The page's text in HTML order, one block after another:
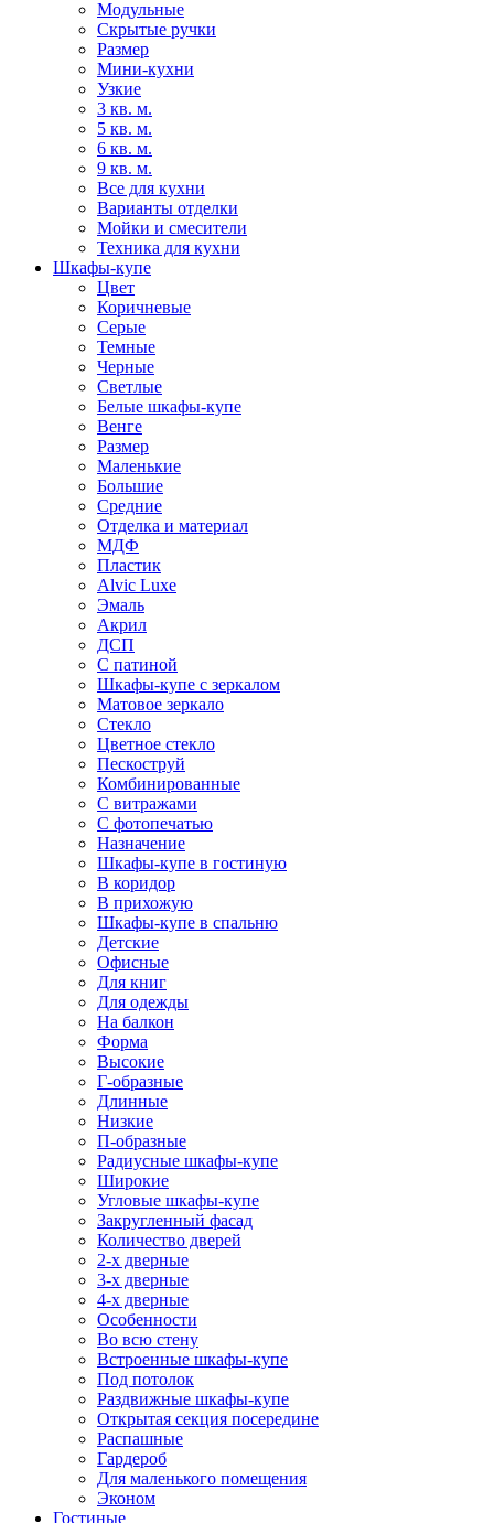
Модульные
Скрытые ручки
Размер
Мини-кухни
Узкие
3 кв. м.
5 кв. м.
6 кв. м.
9 кв. м.
Все для кухни
Варианты отделки
Мойки и смесители
Техника для кухни
Шкафы-купе
Цвет
Коричневые
Серые
Темные
Черные
Светлые
Белые шкафы-купе
Венге
Размер
Маленькие
Большие
Средние
Отделка и материал
МДФ
Пластик
Alvic Luxe
Эмаль
Акрил
ДСП
С патиной
Шкафы-купе с зеркалом
Матовое зеркало
Стекло
Цветное стекло
Пескоструй
Комбинированные
С витражами
С фотопечатью
Назначение
Шкафы-купе в гостиную
В коридор
В прихожую
Шкафы-купе в спальню
Детские
Офисные
Для книг
Для одежды
На балкон
Форма
Высокие
Г-образные
Длинные
Низкие
П-образные
Радиусные шкафы-купе
Широкие
Угловые шкафы-купе
Закругленный фасад
Количество дверей
2-х дверные
3-х дверные
4-х дверные
Особенности
Во всю стену
Встроенные шкафы-купе
Под потолок
Раздвижные шкафы-купе
Открытая секция посередине
Распашные
Гардероб
Для маленького помещения
Эконом
Гостиные